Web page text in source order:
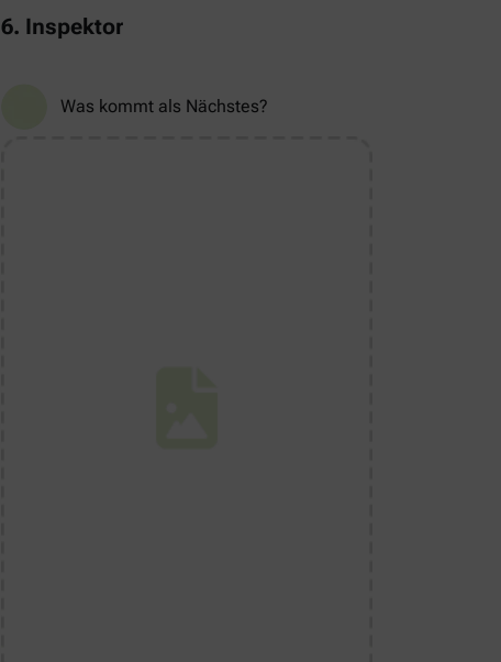
6. Inspektor
Was kommt als Nächstes?